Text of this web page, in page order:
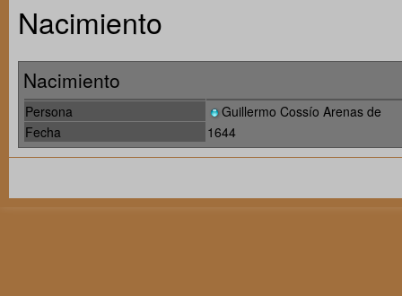
Nacimiento
Nacimiento
Persona
Guillermo Cossío Arenas de
Fecha
1644